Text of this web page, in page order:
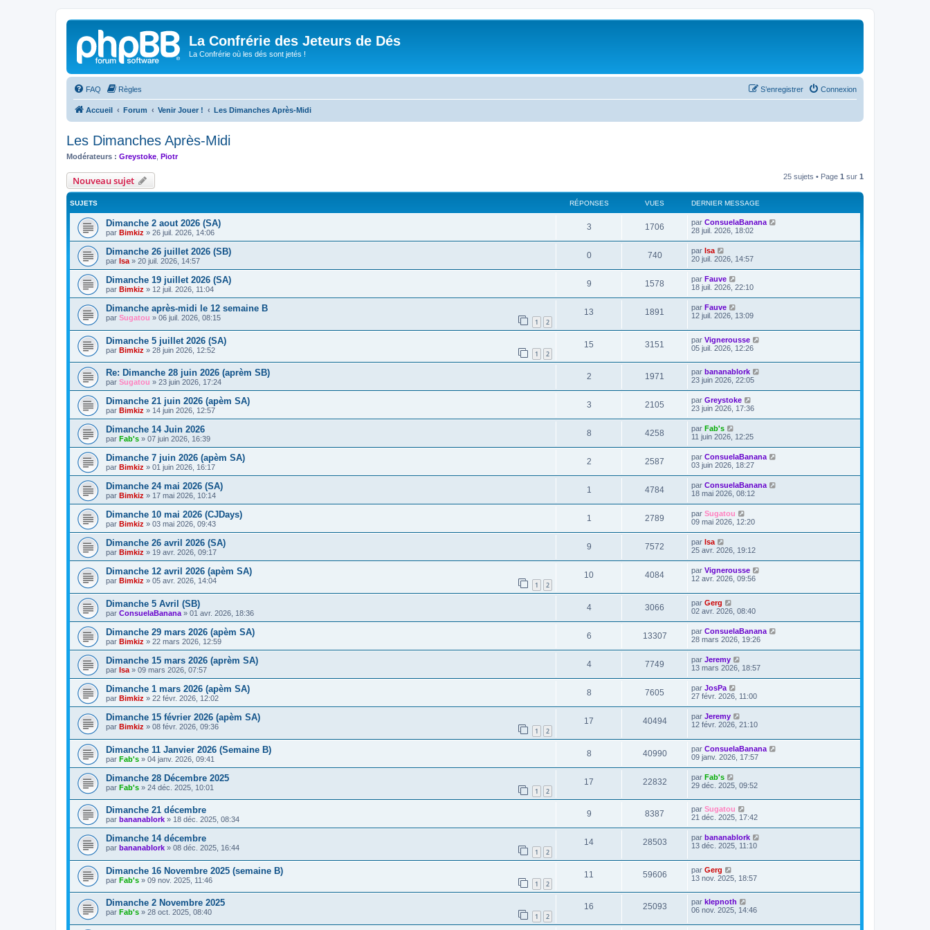
La Confrérie des Jeteurs de Dés
La Confrérie où les dés sont jetés !
FAQ Règles Connexion
S’enregistrer
Accueil Forum Venir Jouer ! Les Dimanches Après-Midi
Les Dimanches Après-Midi
Modérateurs : Greystoke Piotr
Nouveau sujet 25 sujets • Page 1 sur 1
SUJETS RÉPONSES VUES DERNIER MESSAGE
Dimanche 2 aout 2026 (SA)
par Bimkiz » 26 juil. 2026, 14:06
3 1706 par ConsuelaBanana
28 juil. 2026, 18:02
Dimanche 26 juillet 2026 (SB)
par Isa » 20 juil. 2026, 14:57
0 740 par Isa
20 juil. 2026, 14:57
Dimanche 19 juillet 2026 (SA)
par Bimkiz » 12 juil. 2026, 11:04
9 1578 par Fauve
18 juil. 2026, 22:10
Dimanche après-midi le 12 semaine B
par Sugatou » 06 juil. 2026, 08:15 1 2
13 1891 par Fauve
12 juil. 2026, 13:09
Dimanche 5 juillet 2026 (SA)
par Bimkiz » 28 juin 2026, 12:52 1 2
15 3151 par Vignerousse
05 juil. 2026, 12:26
Re: Dimanche 28 juin 2026 (aprèm SB)
par Sugatou » 23 juin 2026, 17:24
2 1971 par bananablork
23 juin 2026, 22:05
Dimanche 21 juin 2026 (apèm SA)
par Bimkiz » 14 juin 2026, 12:57
3 2105 par Greystoke
23 juin 2026, 17:36
Dimanche 14 Juin 2026
par Fab's » 07 juin 2026, 16:39
8 4258 par Fab's
11 juin 2026, 12:25
Dimanche 7 juin 2026 (apèm SA)
par Bimkiz » 01 juin 2026, 16:17
2 2587 par ConsuelaBanana
03 juin 2026, 18:27
Dimanche 24 mai 2026 (SA)
par Bimkiz » 17 mai 2026, 10:14
1 4784 par ConsuelaBanana
18 mai 2026, 08:12
Dimanche 10 mai 2026 (CJDays)
par Bimkiz » 03 mai 2026, 09:43
1 2789 par Sugatou
09 mai 2026, 12:20
Dimanche 26 avril 2026 (SA)
par Bimkiz » 19 avr. 2026, 09:17
9 7572 par Isa
25 avr. 2026, 19:12
Dimanche 12 avril 2026 (apèm SA)
par Bimkiz » 05 avr. 2026, 14:04 1 2
10 4084 par Vignerousse
12 avr. 2026, 09:56
Dimanche 5 Avril (SB)
par ConsuelaBanana » 01 avr. 2026, 18:36
4 3066 par Gerg
02 avr. 2026, 08:40
Dimanche 29 mars 2026 (apèm SA)
par Bimkiz » 22 mars 2026, 12:59
6 13307 par ConsuelaBanana
28 mars 2026, 19:26
Dimanche 15 mars 2026 (aprèm SA)
par Isa » 09 mars 2026, 07:57
4 7749 par Jeremy
13 mars 2026, 18:57
Dimanche 1 mars 2026 (apèm SA)
par Bimkiz » 22 févr. 2026, 12:02
8 7605 par JosPa
27 févr. 2026, 11:00
Dimanche 15 février 2026 (apèm SA)
par Bimkiz » 08 févr. 2026, 09:36 1 2
17 40494 par Jeremy
12 févr. 2026, 21:10
Dimanche 11 Janvier 2026 (Semaine B)
par Fab's » 04 janv. 2026, 09:41
8 40990 par ConsuelaBanana
09 janv. 2026, 17:57
Dimanche 28 Décembre 2025
par Fab's » 24 déc. 2025, 10:01 1 2
17 22832 par Fab's
29 déc. 2025, 09:52
Dimanche 21 décembre
par bananablork » 18 déc. 2025, 08:34
9 8387 par Sugatou
21 déc. 2025, 17:42
Dimanche 14 décembre
par bananablork » 08 déc. 2025, 16:44 1 2
14 28503 par bananablork
13 déc. 2025, 11:10
Dimanche 16 Novembre 2025 (semaine B)
par Fab's » 09 nov. 2025, 11:46 1 2
11 59606 par Gerg
13 nov. 2025, 18:57
Dimanche 2 Novembre 2025
par Fab's » 28 oct. 2025, 08:40 1 2
16 25093 par klepnoth
06 nov. 2025, 14:46